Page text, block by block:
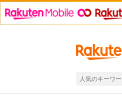
人気のキーワ